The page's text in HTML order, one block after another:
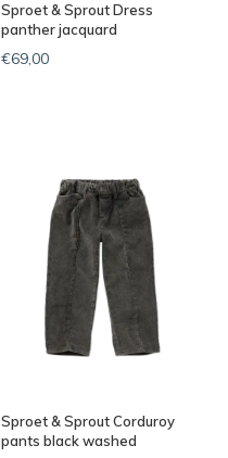
Sproet & Sprout Dress
panther jacquard
€69,00
Sproet & Sprout Corduroy
pants black washed